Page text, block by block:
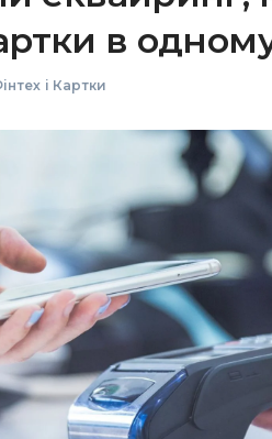
в одному
і Картки